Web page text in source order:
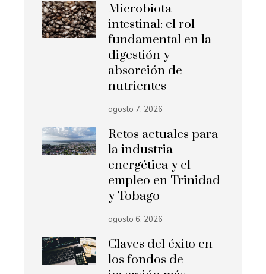
Microbiota
intestinal: el rol
fundamental en la
digestión y
absorción de
nutrientes
agosto 7, 2026
Retos actuales para
la industria
energética y el
empleo en Trinidad
y Tobago
agosto 6, 2026
Claves del éxito en
los fondos de